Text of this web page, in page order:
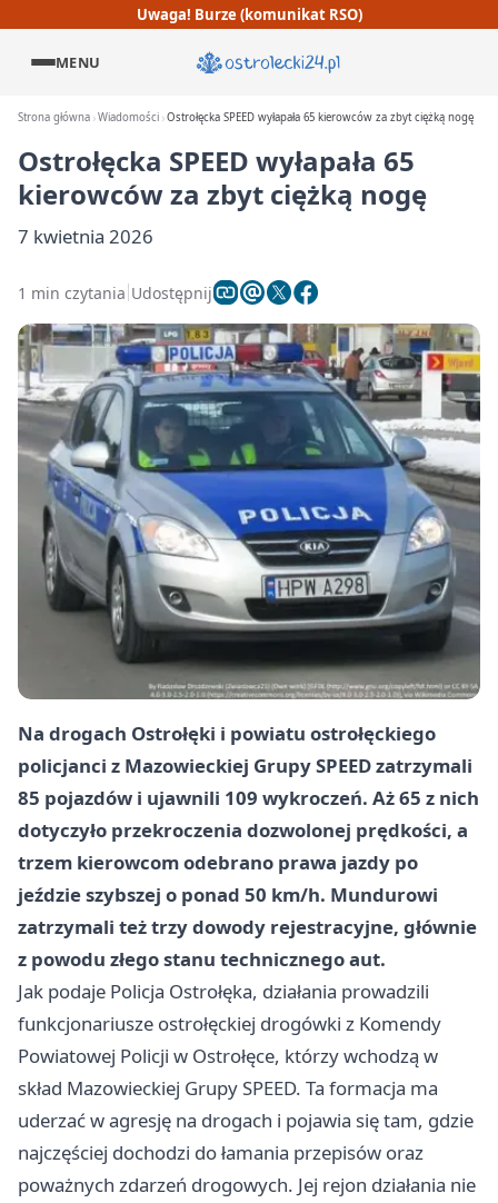
Uwaga! Burze (komunikat RSO)
MENU
Strona główna Wiadomości Ostrołęcka SPEED wyłapała 65 kierowców za zbyt ciężką nogę
Ostrołęcka SPEED wyłapała 65
kierowców za zbyt ciężką nogę
7 kwietnia 2026
1 min czytania Udostępnij
Na drogach Ostrołęki i powiatu ostrołęckiego
policjanci z Mazowieckiej Grupy SPEED zatrzymali
85 pojazdów i ujawnili 109 wykroczeń. Aż 65 z nich
dotyczyło przekroczenia dozwolonej prędkości, a
trzem kierowcom odebrano prawa jazdy po
jeździe szybszej o ponad 50 km/h. Mundurowi
zatrzymali też trzy dowody rejestracyjne, głównie
z powodu złego stanu technicznego aut.
Jak podaje Policja Ostrołęka, działania prowadzili
funkcjonariusze ostrołęckiej drogówki z Komendy
Powiatowej Policji w Ostrołęce, którzy wchodzą w
skład Mazowieckiej Grupy SPEED. Ta formacja ma
uderzać w agresję na drogach i pojawia się tam, gdzie
najczęściej dochodzi do łamania przepisów oraz
poważnych zdarzeń drogowych. Jej rejon działania nie